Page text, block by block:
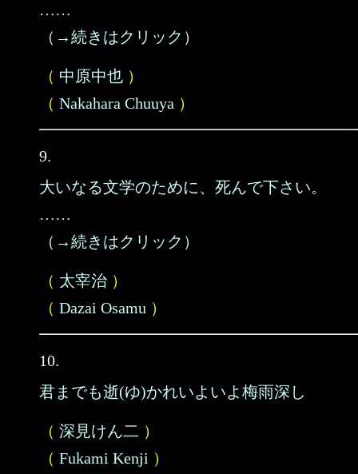
……
（→続きはクリック）
（ 中原中也 ）
（ Nakahara Chuuya ）
9.
大いなる文学のために、死んで下さい。
……
（→続きはクリック）
（ 太宰治 ）
（ Dazai Osamu ）
10.
君までも逝(ゆ)かれいよいよ梅雨深し
（ 深見けん二 ）
（ Fukami Kenji ）